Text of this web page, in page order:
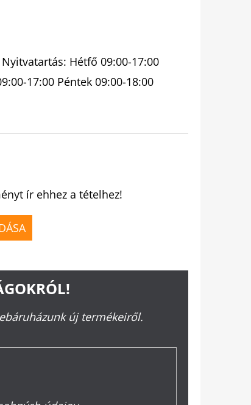
Hétfő 09:00-17:00
17:00 Péntek 09:00-18:00
ír ehhez a tételhez!
új termékeiről.